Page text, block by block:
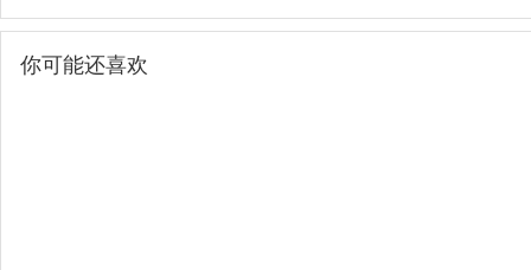
你可能还喜欢